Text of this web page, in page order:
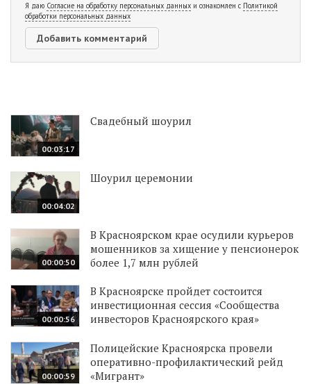
Я даю Согласие на обработку персональных данных и ознакомлен с Политикой
обработки персональных данных
00:03:17
Свадебный шоурил
00:04:02
Шоурил церемонии
00:00:50
В Красноярском крае осудили курьеров
мошенников за хищение у пенсионерок
более 1,7 млн рублей
00:00:56
В Красноярске пройдет состоится
инвестиционная сессия «Сообщества
инвесторов Красноярского края»
00:00:59
Полицейские Красноярска провели
оперативно-профилактический рейд
«Мигрант»